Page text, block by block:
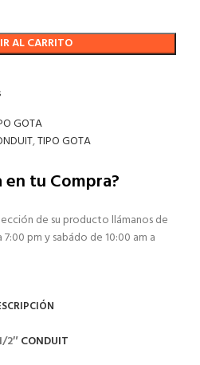
AL CARRITO
GOTA
,TIPO GOTA
en tu Compra?
de su producto llámanos de
pm y sabádo de 10:00 am a
2″CONDUIT